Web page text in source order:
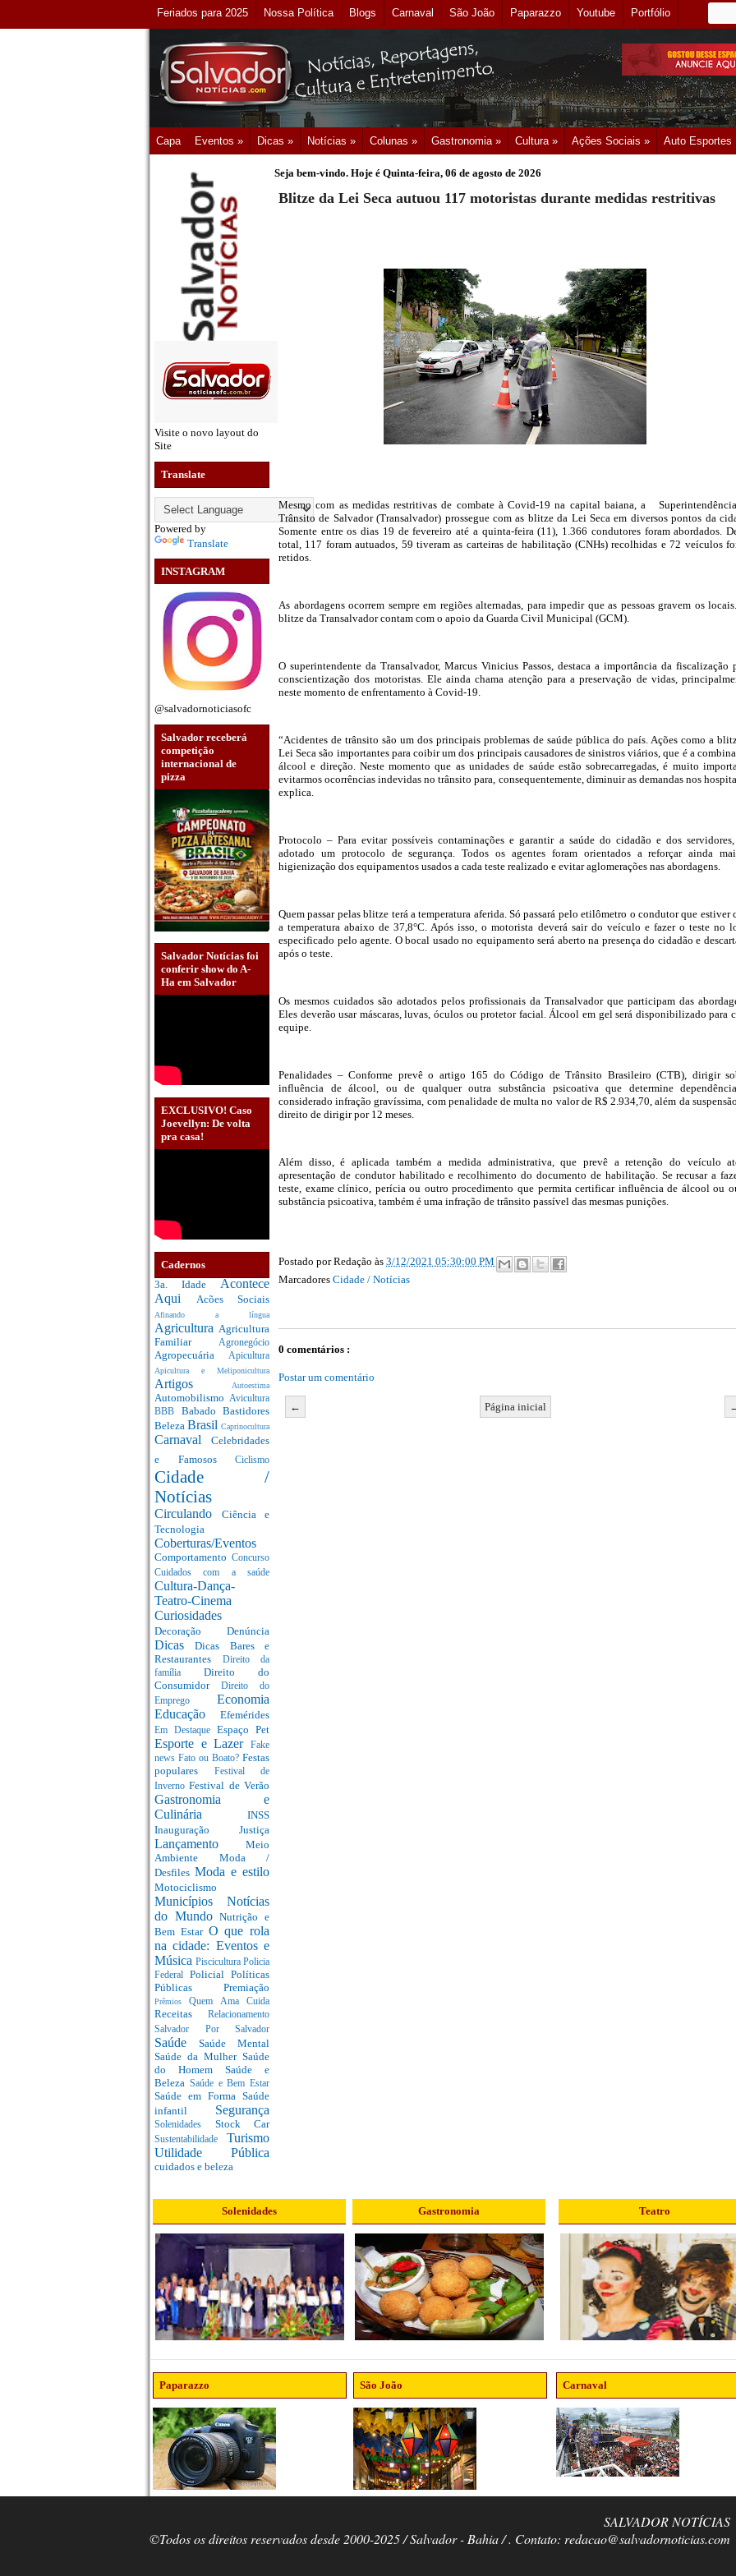
Feriados para 2025 Nossa Política Blogs Carnaval São João Paparazzo Youtube Portfólio
Capa Eventos » Dicas » Notícias » Colunas » Gastronomia » Cultura » Ações Sociais » Auto Esportes
Visite o novo layout do
Site
Translate
Powered by
Translate
INSTAGRAM
@salvadornoticiasofc
Salvador receberá
competição
internacional de
pizza
Salvador Notícias foi
conferir show do A-
Ha em Salvador
EXCLUSIVO! Caso
Joevellyn: De volta
pra casa!
Cadernos
3a. Idade Acontece
Aqui Acões Sociais
Afinando a língua
Agricultura Agricultura
Familiar Agronegócio
Agropecuária Apicultura
Apicultura e Meliponicultura
Artigos Autoestima
Automobilismo Avicultura
BBB Babado Bastidores
Beleza Brasil Caprinocultura
Carnaval Celebridades
e Famosos Ciclismo
Cidade /
Notícias
Circulando Ciência e
Tecnologia
Coberturas/Eventos
Comportamento Concurso
Cuidados com a saúde
Cultura-Dança-
Teatro-Cinema
Curiosidades
Decoração Denúncia
DicasDicas Bares e
Restaurantes
Direito da
família Direito do
Consumidor Direito do
Emprego Economia
Educação Efemérides
Em Destaque Espaço Pet
Esporte e Lazer
Fake
news Fato ou Boato? Festas
populares
Festival de
InvernoFestival de Verão
Gastronomia e
Culinária INSS
Inauguração Justiça
Lançamento Meio
Ambiente Moda /
Desfiles Moda e estilo
Motociclismo
Municípios Notícias
do MundoNutrição e
Bem Estar O que rola
na cidade: Eventos e
Música Piscicultura Policia
Federal Policial Políticas
Públicas Premiação
PrêmiosQuem Ama Cuida
Receitas Relacionamento
Salvador Por Salvador
Saúde Saúde Mental
Saúde da Mulher Saúde
do Homem Saúde e
Beleza Saúde e Bem Estar
Saúde em Forma Saúde
infantil Segurança
Solenidades Stock Car
Sustentabilidade Turismo
Utilidade Pública
cuidados e beleza
Seja bem-vindo. Hoje é Quinta-feira, 06 de agosto de 2026
Blitze da Lei Seca autuou 117 motoristas durante medidas restritivas
Mesmo com as medidas restritivas de combate à Covid-19 na capital baiana, a
Trânsito de Salvador (Transalvador) prossegue com as blitze da Lei Seca em diversos pontos da
Somente entre os dias 19 de fevereiro até a quinta-feira (11), 1.366 condutores foram abordados.
total, 117 foram autuados, 59 tiveram as carteiras de habilitação (CNHs) recolhidas e 72 veículos
retidos.
As abordagens ocorrem sempre em regiões alternadas, para impedir que as pessoas gravem os
blitze da Transalvador contam com o apoio da Guarda Civil Municipal (GCM).
O superintendente da Transalvador, Marcus Vinicius Passos, destaca a importância da fiscalização
conscientização dos motoristas. Ele ainda chama atenção para a preservação de vidas,
neste momento de enfrentamento à Covid-19.
“Acidentes de trânsito são um dos principais problemas de saúde pública do país. Ações como a
Lei Seca são importantes para coibir um dos principais causadores de sinistros viários, que é a
álcool e direção. Neste momento que as unidades de saúde estão sobrecarregadas, é muito
evitarmos ocorrências indevidas no trânsito para, consequentemente, diminuir as demandas nos
explica.
Protocolo – Para evitar possíveis contaminações e garantir a saúde do cidadão e dos
adotado um protocolo de segurança. Todos os agentes foram orientados a reforçar ainda
higienização dos equipamentos usados a cada teste realizado e evitar aglomerações nas abordagens.
Quem passar pelas blitze terá a temperatura aferida. Só passará pelo etilômetro o condutor que estiver
a temperatura abaixo de 37,8°C. Após isso, o motorista deverá sair do veículo e fazer o teste no
especificado pelo agente. O bocal usado no equipamento será aberto na presença do cidadão e
após o teste.
Os mesmos cuidados são adotados pelos profissionais da Transalvador que participam das
Eles deverão usar máscaras, luvas, óculos ou protetor facial. Álcool em gel será disponibilizado para
equipe.
Penalidades – Conforme prevê o artigo 165 do Código de Trânsito Brasileiro (CTB), dirigir
influência de álcool, ou de qualquer outra substância psicoativa que determine
considerado infração gravíssima, com penalidade de multa no valor de R$ 2.934,70, além da
direito de dirigir por 12 meses.
Além disso, é aplicada também a medida administrativa, que prevê a retenção do veículo
apresentação de condutor habilitado e recolhimento do documento de habilitação. Se recusar a
teste, exame clínico, perícia ou outro procedimento que permita certificar influência de álcool ou
substância psicoativa, também é uma infração de trânsito passível das mesmas punições.
Postado porRedação às 3/12/2021 05:30:00 PM
Marcadores Cidade / Notícias
0 comentários :
Postar um comentário
← Página inicial
Solenidades Gastronomia Teatro
Paparazzo São João Carnaval
SALVADOR NOTÍCIAS
©Todos os direitos reservados desde 2000-2025 / Salvador - Bahia / . Contato: redacao@salvadornoticias.com